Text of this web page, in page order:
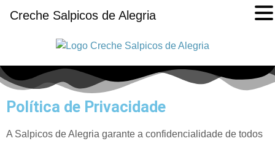
Política de Privacidade
A Salpicos de Alegria garante a confidencialidade de todos
Creche Salpicos de Alegria